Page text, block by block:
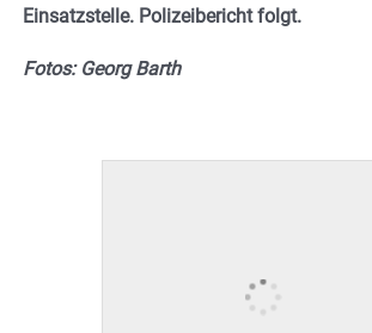
Einsatzstelle. Polizeibericht folgt.
Fotos: Georg Barth